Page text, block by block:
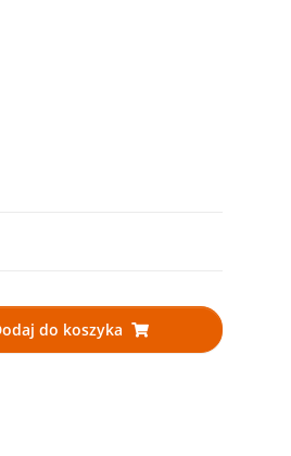
do koszyka